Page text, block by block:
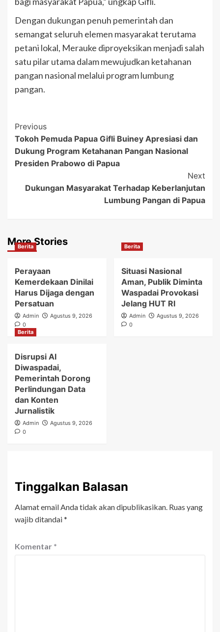
Dengan dukungan penuh pemerintah dan
semangat seluruh elemen masyarakat terutama
petani lokal, Merauke diproyeksikan menjadi salah
satu pilar utama dalam mewujudkan ketahanan
pangan nasional melalui program lumbung
pangan.
Post
Navigation
Previous
Tokoh Pemuda Papua Gifli Buiney Apresiasi dan
Dukung Program Ketahanan Pangan Nasional
Presiden Prabowo di Papua
Next
Dukungan Masyarakat Terhadap Keberlanjutan
Lumbung Pangan di Papua
More Stories
Berita
Perayaan
Kemerdekaan Dinilai
Harus Dijaga dengan
Persatuan
Admin
Agustus 9, 2026
0
Berita
Situasi Nasional
Aman, Publik Diminta
Waspadai Provokasi
Jelang HUT RI
Admin
Agustus 9, 2026
0
Berita
Disrupsi AI
Diwaspadai,
Pemerintah Dorong
Perlindungan Data
dan Konten
Jurnalistik
Admin
Agustus 9, 2026
0
Tinggalkan Balasan
Alamat email Anda tidak akan dipublikasikan. Ruas yang
wajib ditandai*
Komentar *